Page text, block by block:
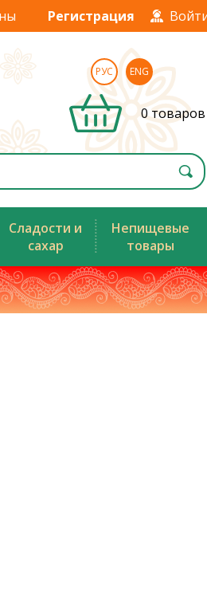
Регистрация
РУС ENG
0 товаров
Сладости и
сахар
Непищевые
товары